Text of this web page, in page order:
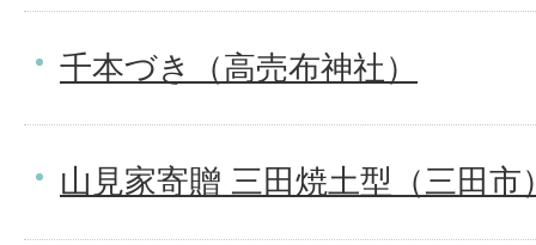
千本づき（高売布神社）
山見家寄贈 三田焼土型（三田市